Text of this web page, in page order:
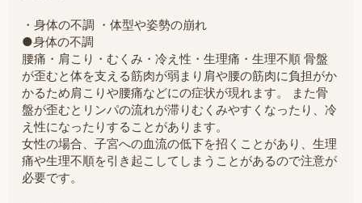
・身体の不調 ・体型や姿勢の崩れ
●身体の不調
腰痛・肩こり・むくみ・冷え性・生理痛・生理不順 骨盤
が歪むと体を支える筋肉が弱まり肩や腰の筋肉に負担がか
かるため肩こりや腰痛などにの症状が現れます。 また骨
盤が歪むとリンパの流れが滞りむくみやすくなったり、冷
え性になったりすることがあります。
女性の場合、子宮への血流の低下を招くことがあり、生理
痛や生理不順を引き起こしてしまうことがあるので注意が
必要です。